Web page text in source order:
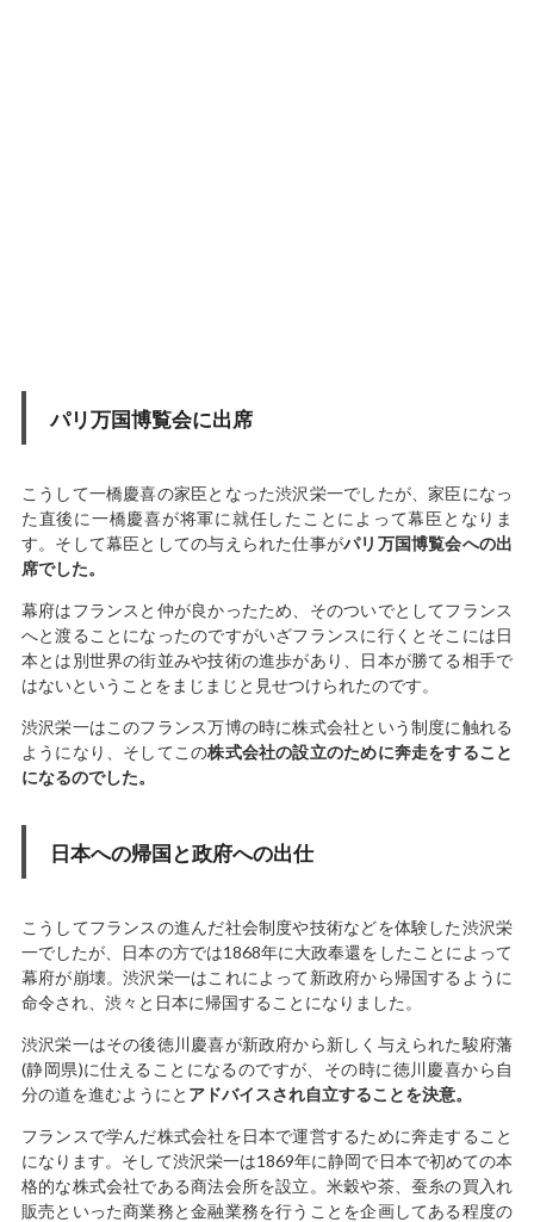
パリ万国博覧会に出席
こうして一橋慶喜の家臣となった渋沢栄一でしたが、家臣になっ
た直後に一橋慶喜が将軍に就任したことによって幕臣となりま
す。そして幕臣としての与えられた仕事がパリ万国博覧会への出
席でした。
幕府はフランスと仲が良かったため、そのついでとしてフランス
へと渡ることになったのですがいざフランスに行くとそこには日
本とは別世界の街並みや技術の進歩があり、日本が勝てる相手で
はないということをまじまじと見せつけられたのです。
渋沢栄一はこのフランス万博の時に株式会社という制度に触れる
ようになり、そしてこの株式会社の設立のために奔走をすること
になるのでした。
日本への帰国と政府への出仕
こうしてフランスの進んだ社会制度や技術などを体験した渋沢栄
一でしたが、日本の方では1868年に大政奉還をしたことによって
幕府が崩壊。渋沢栄一はこれによって新政府から帰国するように
命令され、渋々と日本に帰国することになりました。
渋沢栄一はその後徳川慶喜が新政府から新しく与えられた駿府藩
(静岡県)に仕えることになるのですが、その時に徳川慶喜から自
分の道を進むようにと アドバイスされ自立することを決意。
フランスで学んだ株式会社を日本で運営するために奔走すること
になります。そして渋沢栄一は1869年に静岡で日本で初めての本
格的な株式会社である商法会所を設立。米穀や茶、蚕糸の買入れ
販売といった商業務と金融業務を行うことを企画してある程度の